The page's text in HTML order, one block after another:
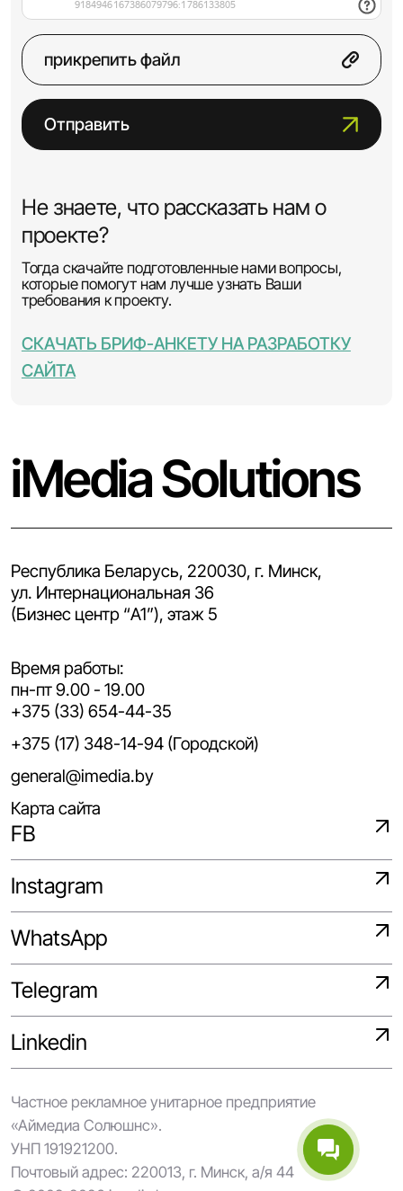
прикрепить файл
Отправить
Не знаете, что рассказать нам о
проекте?
Тогда скачайте подготовленные нами вопросы,
которые помогут нам лучше узнать Ваши
требования к проекту.
СКАЧАТЬ БРИФ-АНКЕТУ НА РАЗРАБОТКУ
САЙТА
iMedia Solutions
Республика Беларусь, 220030, г. Минск,
ул. Интернациональная 36
(Бизнес центр “A1”), этаж 5
Время работы:
пн-пт 9.00 - 19.00
+375 (33) 654-44-35
+375 (17) 348-14-94 (Городской)
general@imedia.by
Карта сайта
FB
Instagram
WhatsApp
Telegram
Linkedin
Частное рекламное унитарное предприятие
«Аймедиа Солюшнс».
УНП 191921200.
Почтовый адрес: 220013, г. Минск, а/я 44